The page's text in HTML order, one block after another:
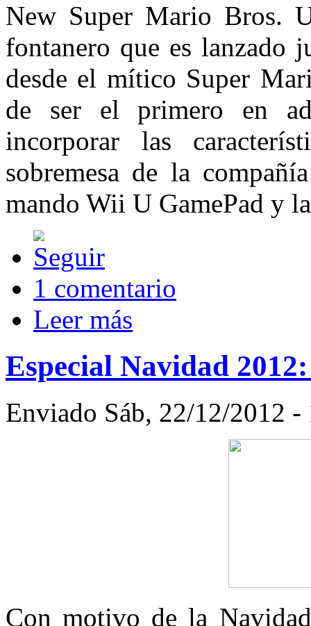
New Super Mario Bros.
fontanero que es lanzado
desde el mítico Super
de ser el primero en
incorporar las
sobremesa de la
mando Wii U GamePad y
1 comentario
Leer más
Especial Navidad
Enviado Sáb, 22/12/2012
Con motivo de la